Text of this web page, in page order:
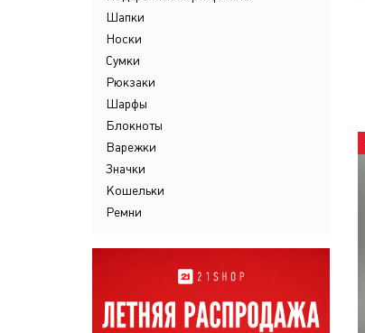
Шапки
Носки
Сумки
Рюкзаки
Шарфы
Блокноты
Варежки
Значки
Кошельки
Ремни